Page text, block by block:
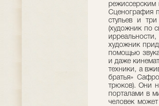
режиссерским
Сценография
стульев и
(художник по
ирреальности,
художник
помощью
и даже
техники, а
братья»
трюков). Они
порталами в
человек